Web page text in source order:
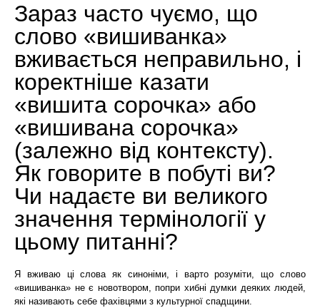
Зараз часто чуємо, що
слово «вишиванка»
вживається неправильно, і
коректніше казати
«вишита сорочка» або
«вишивана сорочка»
(залежно від контексту).
Як говорите в побуті ви?
Чи надаєте ви великого
значення термінології у
цьому питанні?
Я вживаю ці слова як синоніми, і варто розуміти, що слово
«вишиванка» не є новотвором, попри хибні думки деяких людей,
які називають себе фахівцями з культурної спадщини.